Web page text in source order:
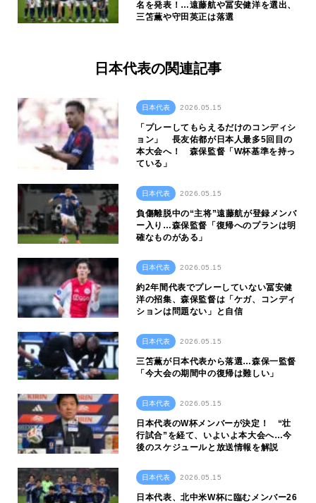
名を発表！…遠藤航や冨安健洋を選出、
三笘薫や守田英正は落選
日本代表の関連記事
日本代表 2026.05.15
「プレーしてもらえるだけのコンディシ
ョン」 長友佑都が日本人最多5回目の
本大会へ！ 森保監督「W杯基準を持っ
ている」
日本代表 2026.05.15
負傷離脱中の“主将”遠藤航が登録メンバ
ー入り…森保監督「復帰へのプランは明
確なものがある」
日本代表 2026.05.15
約2年間代表でプレーしていない冨安健
洋の招集、森保監督は「ケガ、コンディ
ションは問題ない」と自信
日本代表 2026.05.15
三笘薫が日本代表から落選…森保一監督
「今大会の期間中の復帰は難しい」
日本代表 2026.05.15
日本代表のW杯メンバーが決定！ “壮
行試合”を経て、いよいよ本大会へ…今
後のスケジュールと放送情報を解説
日本代表 2026.05.15
日本代表、北中米W杯に臨むメンバー26